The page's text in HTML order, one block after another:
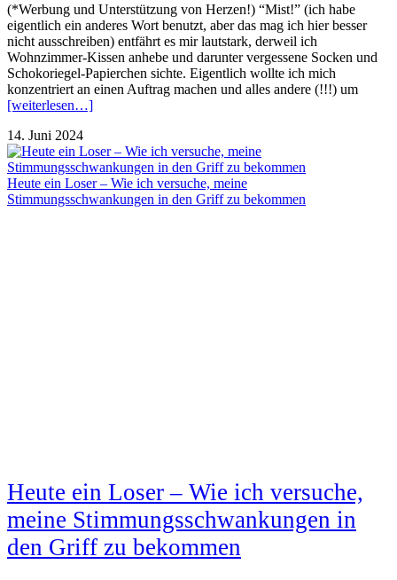
(*Werbung und Unterstützung von Herzen!) “Mist!” (ich habe
eigentlich ein anderes Wort benutzt, aber das mag ich hier besser
nicht ausschreiben) entfährt es mir lautstark, derweil ich
Wohnzimmer-Kissen anhebe und darunter vergessene Socken und
Schokoriegel-Papierchen sichte. Eigentlich wollte ich mich
konzentriert an einen Auftrag machen und alles andere (!!!) um
[weiterlesen…]
14. Juni 2024
Heute ein Loser – Wie ich versuche, meine
Stimmungsschwankungen in den Griff zu bekommen
Heute ein Loser – Wie ich versuche,
meine Stimmungsschwankungen in
den Griff zu bekommen